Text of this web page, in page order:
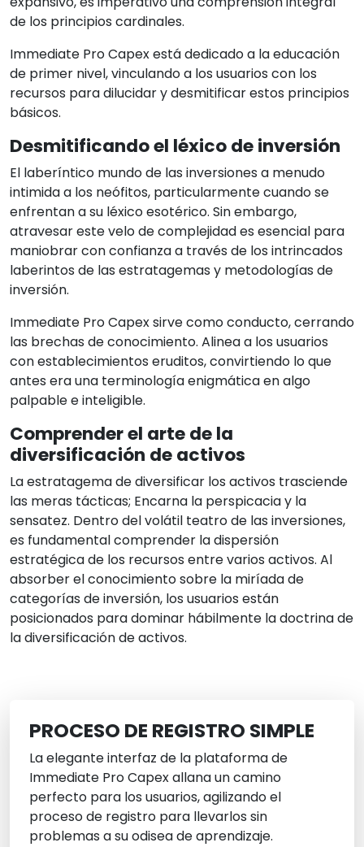
de los principios cardinales.
Immediate Pro Capex está dedicado a la educación
de primer nivel, vinculando a los usuarios con los
recursos para dilucidar y desmitificar estos principios
básicos.
Desmitificando el léxico de inversión
El laberíntico mundo de las inversiones a menudo
intimida a los neófitos, particularmente cuando se
enfrentan a su léxico esotérico. Sin embargo,
atravesar este velo de complejidad es esencial para
maniobrar con confianza a través de los intrincados
laberintos de las estratagemas y metodologías de
inversión.
Immediate Pro Capex sirve como conducto, cerrando
las brechas de conocimiento. Alinea a los usuarios
con establecimientos eruditos, convirtiendo lo que
antes era una terminología enigmática en algo
palpable e inteligible.
Comprender el arte de la
diversificación de activos
La estratagema de diversificar los activos trasciende
las meras tácticas; Encarna la perspicacia y la
sensatez. Dentro del volátil teatro de las inversiones,
es fundamental comprender la dispersión
estratégica de los recursos entre varios activos. Al
absorber el conocimiento sobre la miríada de
categorías de inversión, los usuarios están
posicionados para dominar hábilmente la doctrina de
la diversificación de activos.
PROCESO DE REGISTRO SIMPLE
La elegante interfaz de la plataforma de
Immediate Pro Capex allana un camino
perfecto para los usuarios, agilizando el
proceso de registro para llevarlos sin
problemas a su odisea de aprendizaje.